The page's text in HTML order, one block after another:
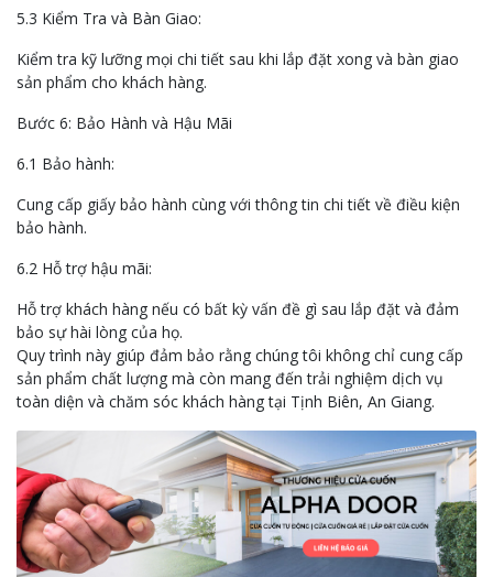
5.3 Kiểm Tra và Bàn Giao:
Kiểm tra kỹ lưỡng mọi chi tiết sau khi lắp đặt xong và bàn giao
sản phẩm cho khách hàng.
Bước 6: Bảo Hành và Hậu Mãi
6.1 Bảo hành:
Cung cấp giấy bảo hành cùng với thông tin chi tiết về điều kiện
bảo hành.
6.2 Hỗ trợ hậu mãi:
Hỗ trợ khách hàng nếu có bất kỳ vấn đề gì sau lắp đặt và đảm
bảo sự hài lòng của họ.
Quy trình này giúp đảm bảo rằng chúng tôi không chỉ cung cấp
sản phẩm chất lượng mà còn mang đến trải nghiệm dịch vụ
toàn diện và chăm sóc khách hàng tại Tịnh Biên, An Giang.